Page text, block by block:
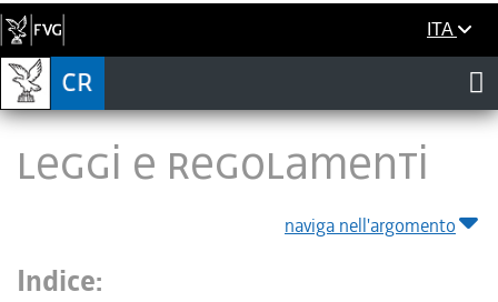
ITA
LEGGI E REGOLAMENTI
naviga nell'argomento
Indice: